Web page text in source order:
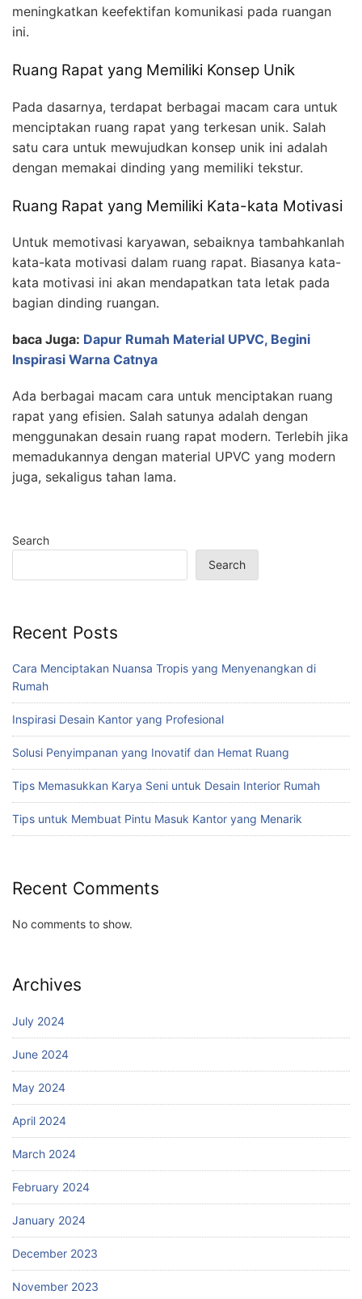
meningkatkan keefektifan komunikasi pada ruangan
ini.
Ruang Rapat yang Memiliki Konsep Unik
Pada dasarnya, terdapat berbagai macam cara untuk
menciptakan ruang rapat yang terkesan unik. Salah
satu cara untuk mewujudkan konsep unik ini adalah
dengan memakai dinding yang memiliki tekstur.
Ruang Rapat yang Memiliki Kata-kata Motivasi
Untuk memotivasi karyawan, sebaiknya tambahkanlah
kata-kata motivasi dalam ruang rapat. Biasanya kata-
kata motivasi ini akan mendapatkan tata letak pada
bagian dinding ruangan.
baca Juga: Dapur Rumah Material UPVC, Begini
Inspirasi Warna Catnya
Ada berbagai macam cara untuk menciptakan ruang
rapat yang efisien. Salah satunya adalah dengan
menggunakan desain ruang rapat modern. Terlebih jika
memadukannya dengan material UPVC yang modern
juga, sekaligus tahan lama.
Search
Search
Recent Posts
Cara Menciptakan Nuansa Tropis yang Menyenangkan di
Rumah
Inspirasi Desain Kantor yang Profesional
Solusi Penyimpanan yang Inovatif dan Hemat Ruang
Tips Memasukkan Karya Seni untuk Desain Interior Rumah
Tips untuk Membuat Pintu Masuk Kantor yang Menarik
Recent Comments
No comments to show.
Archives
July 2024
June 2024
May 2024
April 2024
March 2024
February 2024
January 2024
December 2023
November 2023